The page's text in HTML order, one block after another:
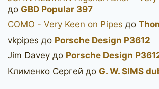
до GBD Popular 397
COMO - Very Keen on Pipes до
vkpipes до Porsche Design P3612
Jim Davey до Porsche Design
Клименко Сергей до G. W. SIMS